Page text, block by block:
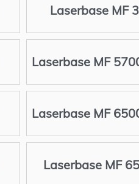
Laserbase MF
Laserbase MF
Laserbase MF
Laserbase MF